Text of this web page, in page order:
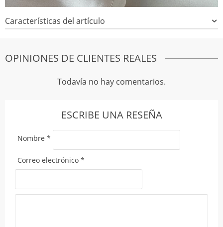
Características del artículo
OPINIONES DE CLIENTES REALES
Todavía no hay comentarios.
ESCRIBE UNA RESEÑA
Nombre *
Correo electrónico *